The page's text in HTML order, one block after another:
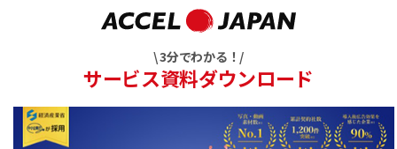
\ 3分でわかる！/
サービス資料ダウンロード